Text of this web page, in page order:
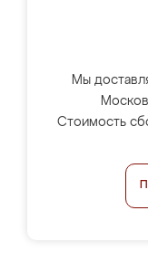
Мы
Стоимость